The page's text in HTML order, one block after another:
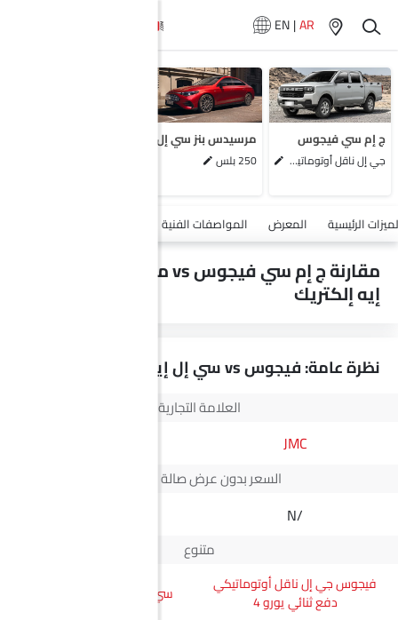
EN|AR
ج إم سي فيجوس
جي إل ناقل أوتوماتيكي دفع ثنائي يورو 4 250 بلس
الرئيسية المعرض المواصفات الفنية
مقارنة ج إم سي فيجوس vs مرسيدس بنز سي إل
إيه إلكتريك
نظرة عامة: فيجوس vs سي إل إيه إلكتريك
العلامة التجارية
JMC
السعر بدون عرض صالة العرض*
N/A
متنوع
فيجوس جي إل ناقل أوتوماتيكي
دفع ثنائي يورو 4
سي إل إيه إلكتريك 250 بلس